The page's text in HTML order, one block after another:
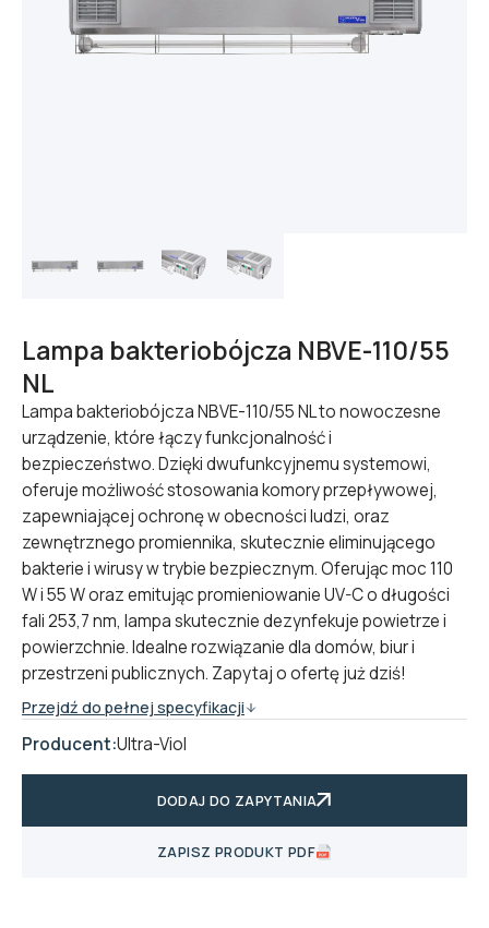
Lampa bakteriobójcza NBVE-110/55
NL
Lampa bakteriobójcza NBVE-110/55 NL to nowoczesne
urządzenie, które łączy funkcjonalność i
bezpieczeństwo. Dzięki dwufunkcyjnemu systemowi,
oferuje możliwość stosowania komory przepływowej,
zapewniającej ochronę w obecności ludzi, oraz
zewnętrznego promiennika, skutecznie eliminującego
bakterie i wirusy w trybie bezpiecznym. Oferując moc 110
W i 55 W oraz emitując promieniowanie UV-C o długości
fali 253,7 nm, lampa skutecznie dezynfekuje powietrze i
powierzchnie. Idealne rozwiązanie dla domów, biur i
przestrzeni publicznych. Zapytaj o ofertę już dziś!
Przejdź do pełnej specyfikacji
Producent:Ultra-Viol
DODAJ DO ZAPYTANIA
ZAPISZ PRODUKT PDF